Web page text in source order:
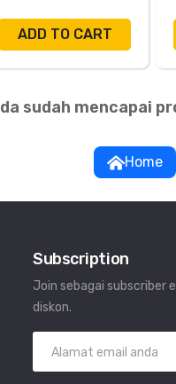
ADD TO CART
sudah mencapai
Home
Subscription
Join sebagai subscriber
diskon.